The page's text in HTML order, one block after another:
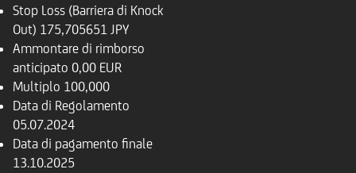
Stop Loss (Barriera di Knock
Out) 175,705651 JPY
Ammontare di rimborso
anticipato 0,00 EUR
Multiplo 100,000
Data di Regolamento
05.07.2024
Data di pagamento finale
13.10.2025